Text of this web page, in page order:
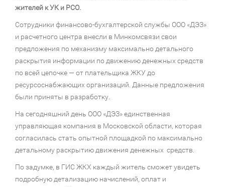
жителей к УК и РСО.
Сотрудники финансово-бухгалтерской службы ООО «ДЭЗ»
и расчетного центра внесли в Минкомсвязи свои
предложения по механизму максимально детального
раскрытия информации по движению денежных средств
по всей цепочке — от плательщика ЖКУ до
ресурсоснабжающих организаций. Данные предложения
были приняты в разработку.
На сегодняшний день ООО «ДЭЗ» единственная
управляющая компания в Московской области, которая
согласилась стать опытной площадкой по максимально
детальному раскрытию движения денежных средств.
По задумке, в ГИС ЖКХ каждый житель сможет увидеть
подробную детализацию начислений, оплат и